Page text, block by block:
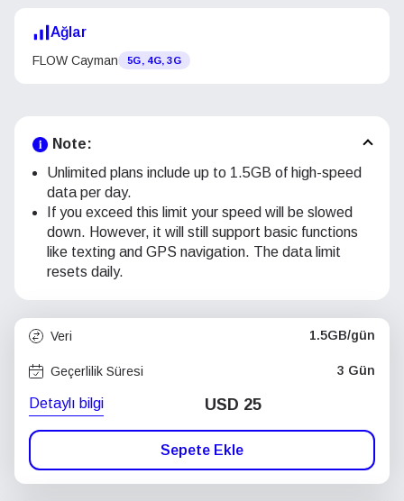
Ağlar
FLOW Cayman 5G, 4G, 3G
Note:
Unlimited plans include up to 1.5GB of high-speed
data per day.
If you exceed this limit your speed will be slowed
down. However, it will still support basic functions
like texting and GPS navigation. The data limit
resets daily.
Veri 1.5GB/gün
Geçerlilik Süresi 3 Gün
Detaylı bilgi USD 25
Sepete Ekle